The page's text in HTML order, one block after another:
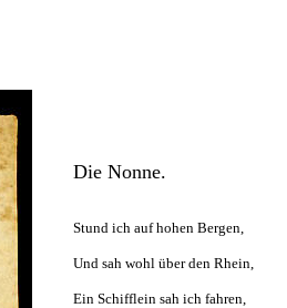
Die Nonne.
Stund ich auf hohen Bergen,
Und sah wohl über den Rhein,
Ein Schifflein sah ich fahren,